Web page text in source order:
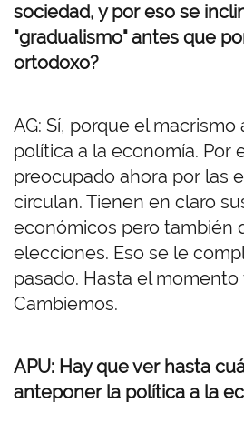
sociedad, y por eso se
"gradualismo" antes que
ortodoxo?
AG: Sí, porque el
política a la economía. Por
preocupado ahora por las
circulan. Tienen en claro
económicos pero también
elecciones. Eso se le
pasado. Hasta el
Cambiemos.
APU: Hay que ver hasta
anteponer la política a la